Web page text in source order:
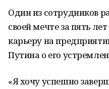
Один из сотрудников
своей мечте за пять
карьеру на
Путина о его
«Я хочу успешно